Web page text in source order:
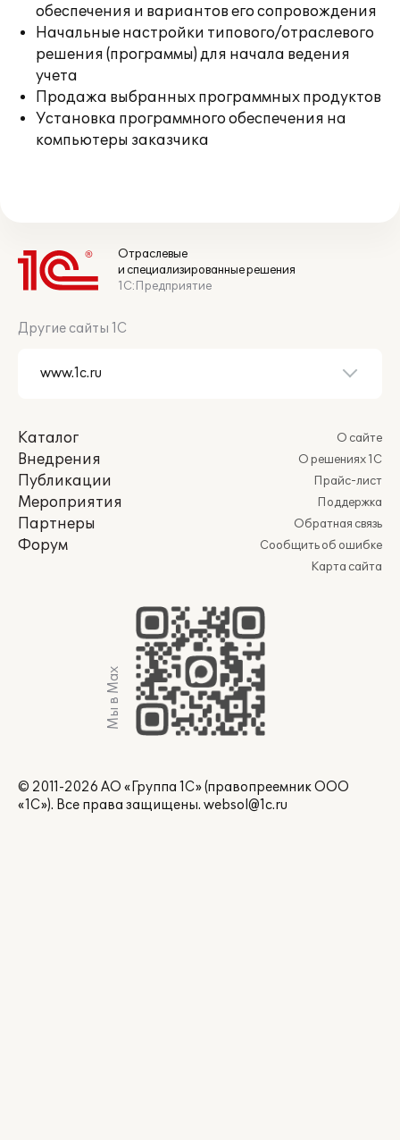
обеспечения и вариантов его сопровождения
Начальные настройки типового/отраслевого
решения (программы) для начала ведения
учета
Продажа выбранных программных продуктов
Установка программного обеспечения на
компьютеры заказчика
Отраслевые
и специализированные решения
1С:Предприятие
Другие сайты 1С
Каталог
Внедрения
Публикации
Мероприятия
Партнеры
Форум
О сайте
О решениях 1С
Прайс-лист
Поддержка
Обратная связь
Сообщить об ошибке
Карта сайта
Мы в Max
© 2011-2026 АО «Группа 1С» (правопреемник ООО
«1С»). Все права защищены. websol@1c.ru